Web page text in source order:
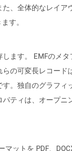
、全体的なレイ
す。
ます。 EMFのメ
の可変長レコード
。独自のグラフィ
ティは、オープ
トを PDF、